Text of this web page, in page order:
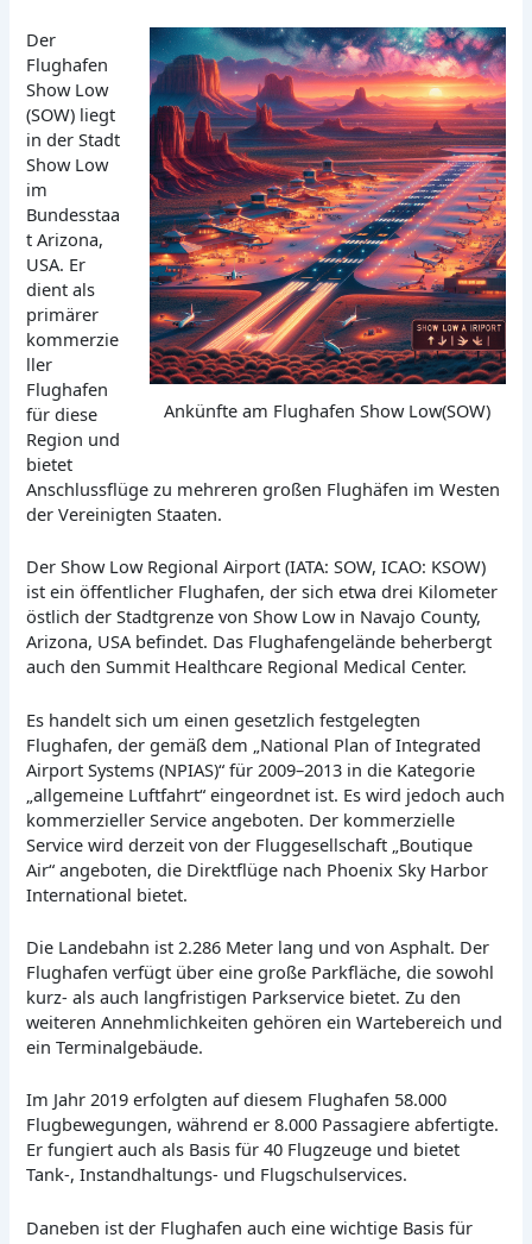
Ankünfte am Flughafen Show Low(SOW)
Der
Flughafen
Show Low
(SOW) liegt
in der Stadt
Show Low
im
Bundesstaa
t Arizona,
USA. Er
dient als
primärer
kommerzie
ller
Flughafen
für diese
Region und
bietet
Anschlussflüge zu mehreren großen Flughäfen im Westen
der Vereinigten Staaten.
Der Show Low Regional Airport (IATA: SOW, ICAO: KSOW)
ist ein öffentlicher Flughafen, der sich etwa drei Kilometer
östlich der Stadtgrenze von Show Low in Navajo County,
Arizona, USA befindet. Das Flughafengelände beherbergt
auch den Summit Healthcare Regional Medical Center.
Es handelt sich um einen gesetzlich festgelegten
Flughafen, der gemäß dem „National Plan of Integrated
Airport Systems (NPIAS)“ für 2009–2013 in die Kategorie
„allgemeine Luftfahrt“ eingeordnet ist. Es wird jedoch auch
kommerzieller Service angeboten. Der kommerzielle
Service wird derzeit von der Fluggesellschaft „Boutique
Air“ angeboten, die Direktflüge nach Phoenix Sky Harbor
International bietet.
Die Landebahn ist 2.286 Meter lang und von Asphalt. Der
Flughafen verfügt über eine große Parkfläche, die sowohl
kurz- als auch langfristigen Parkservice bietet. Zu den
weiteren Annehmlichkeiten gehören ein Wartebereich und
ein Terminalgebäude.
Im Jahr 2019 erfolgten auf diesem Flughafen 58.000
Flugbewegungen, während er 8.000 Passagiere abfertigte.
Er fungiert auch als Basis für 40 Flugzeuge und bietet
Tank-, Instandhaltungs- und Flugschulservices.
Daneben ist der Flughafen auch eine wichtige Basis für